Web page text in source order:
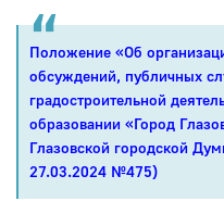
Положение «Об
обсуждений, публичных
градостроительной
образовании «Город
Глазовской городской
27.03.2024 №475)